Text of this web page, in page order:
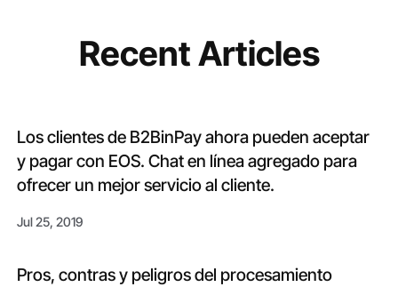
Recent Articles
Los clientes de B2BinPay ahora pueden aceptar
y pagar con EOS. Chat en línea agregado para
ofrecer un mejor servicio al cliente.
Jul 25, 2019
Pros, contras y peligros del procesamiento